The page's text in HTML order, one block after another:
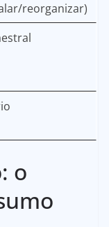
reorganizar)
o